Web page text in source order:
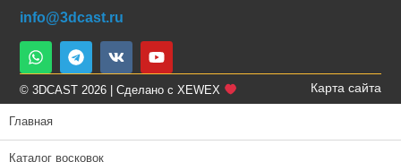
info@3dcast.ru
© 3DCAST 2026 | Сделано с XEWEX Карта сайта
Главная
Каталог восковок